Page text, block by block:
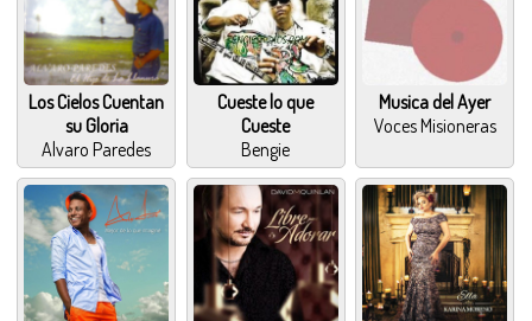
Los Cielos Cuentan
su Gloria
Alvaro Paredes
Cueste lo que
Cueste
Bengie
Musica del Ayer
Voces Misioneras